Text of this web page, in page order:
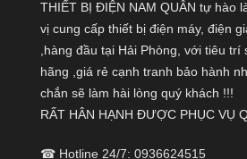
THIẾT BỊ ĐIỆN NAM QUÂN tự hào
vị cung cấp thiết bị điện máy, điện
,hàng đầu tại Hải Phòng, với tiêu trí
hãng ,giá rẻ cạnh tranh bảo hành
chắn sẽ làm hài lòng quý khách !!!
RẤT HÂN HẠNH ĐƯỢC PHỤC VỤ
☎ Hotline 24/7: 0936624515